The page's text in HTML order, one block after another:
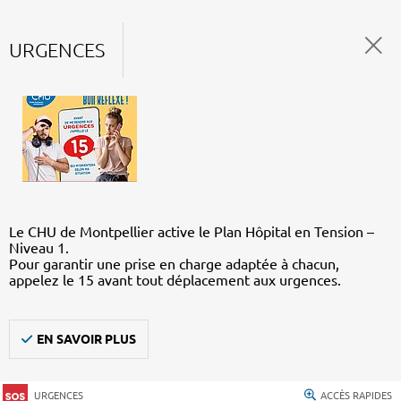
URGENCES
Le CHU de Montpellier active le Plan Hôpital en Tension –
Niveau 1.
Pour garantir une prise en charge adaptée à chacun,
appelez le 15 avant tout déplacement aux urgences.
EN SAVOIR PLUS
URGENCES ACCÈS RAPIDES